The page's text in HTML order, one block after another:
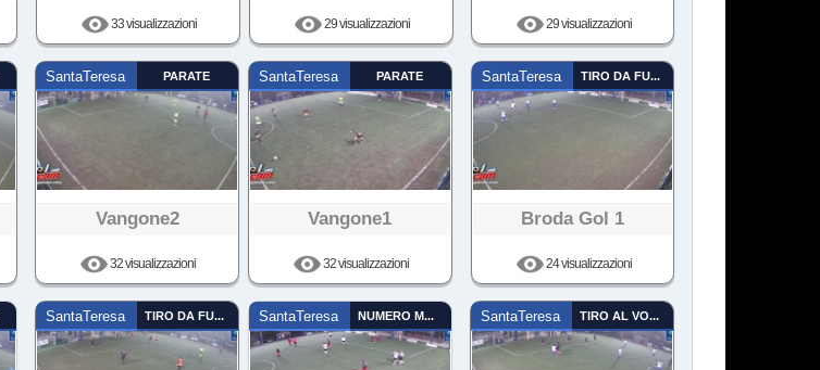
33 visualizzazioni 29 visualizzazioni 29 visualizzazioni
SantaTeresa PARATE
Vangone2
32 visualizzazioni
SantaTeresa PARATE
Vangone1
32 visualizzazioni
SantaTeresa TIRO DA FUORI
Broda Gol 1
24 visualizzazioni
SantaTeresa TIRO DA FUORI SantaTeresa NUMERO MAGICO SantaTeresa TIRO AL VOLO